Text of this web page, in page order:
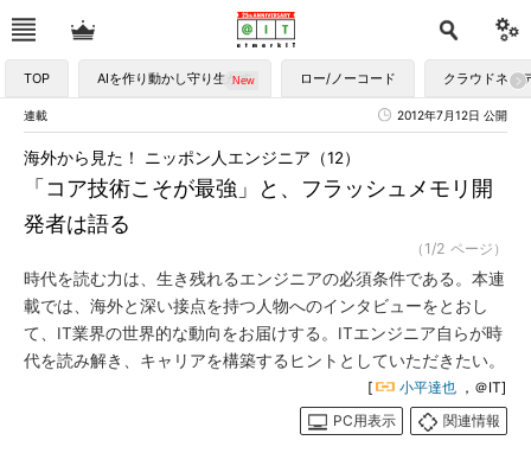
TOP AIを作り動かし守り生かす ロー/ノーコード クラウドネイ
連載 2012年7月12日 公開
「コア技術こそが最強」と、フラッシュメモリ開
発者は語る
海外から見た！ ニッポン人エンジニア（12）
（1/2 ページ）
時代を読む力は、生き残れるエンジニアの必須条件である。本連
載では、海外と深い接点を持つ人物へのインタビューをとおし
て、IT業界の世界的な動向をお届けする。ITエンジニア自らが時
代を読み解き、キャリアを構築するヒントとしていただきたい。
[ 小平達也 ，＠IT]
PC用表示
関連情報